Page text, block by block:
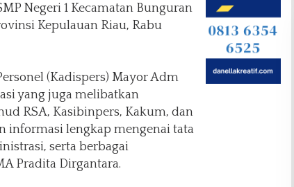
Negeri 1 Kecamatan Bunguran
Kepulauan Riau, Rabu
(Kadispers) Mayor Adm
yang juga melibatkan
RSA, Kasibinpers, Kakum, dan
informasi lengkap mengenai tata
serta berbagai
Pradita Dirgantara.